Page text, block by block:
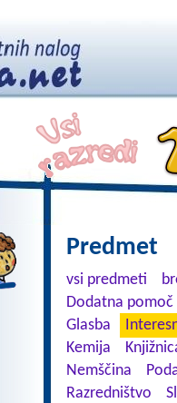
Predmet
vsi predmeti
Dodatna
Glasba
Kemija
Nemščina
Razredništvo